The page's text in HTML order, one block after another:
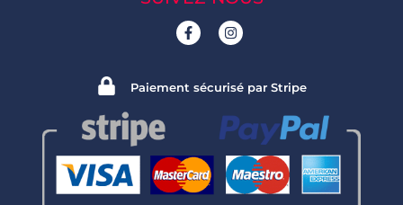
Paiement sécurisé par Stripe